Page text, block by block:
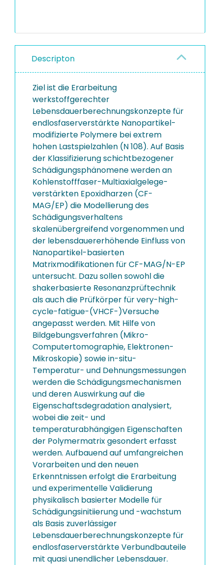
Descripton
Ziel ist die Erarbeitung
werkstoffgerechter
Lebensdauerberechnungskonzepte für
endlosfaserverstärkte Nanopartikel-
modifizierte Polymere bei extrem
hohen Lastspielzahlen (N 108). Auf Basis
der Klassifizierung schichtbezogener
Schädigungsphänomene werden an
Kohlenstofffaser-Multiaxialgelege-
verstärkten Epoxidharzen (CF-
MAG/EP) die Modellierung des
Schädigungsverhaltens
skalenübergreifend vorgenommen und
der lebensdauererhöhende Einfluss von
Nanopartikel-basierten
Matrixmodifikationen für CF-MAG/N-EP
untersucht. Dazu sollen sowohl die
shakerbasierte Resonanzprüftechnik
als auch die Prüfkörper für very-high-
cycle-fatigue-(VHCF-)Versuche
angepasst werden. Mit Hilfe von
Bildgebungsverfahren (Mikro-
Computertomographie, Elektronen-
Mikroskopie) sowie in-situ-
Temperatur- und Dehnungsmessungen
werden die Schädigungsmechanismen
und deren Auswirkung auf die
Eigenschaftsdegradation analysiert,
wobei die zeit- und
temperaturabhängigen Eigenschaften
der Polymermatrix gesondert erfasst
werden. Aufbauend auf umfangreichen
Vorarbeiten und den neuen
Erkenntnissen erfolgt die Erarbeitung
und experimentelle Validierung
physikalisch basierter Modelle für
Schädigungsinitiierung und -wachstum
als Basis zuverlässiger
Lebensdauerberechnungskonzepte für
endlosfaserverstärkte Verbundbauteile
mit quasi unendlicher Lebensdauer.